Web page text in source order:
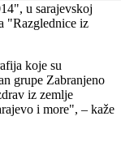
u sarajevskoj
"Razglednice iz
koje su
grupe Zabranjeno
iz zemlje
i more", – kaže